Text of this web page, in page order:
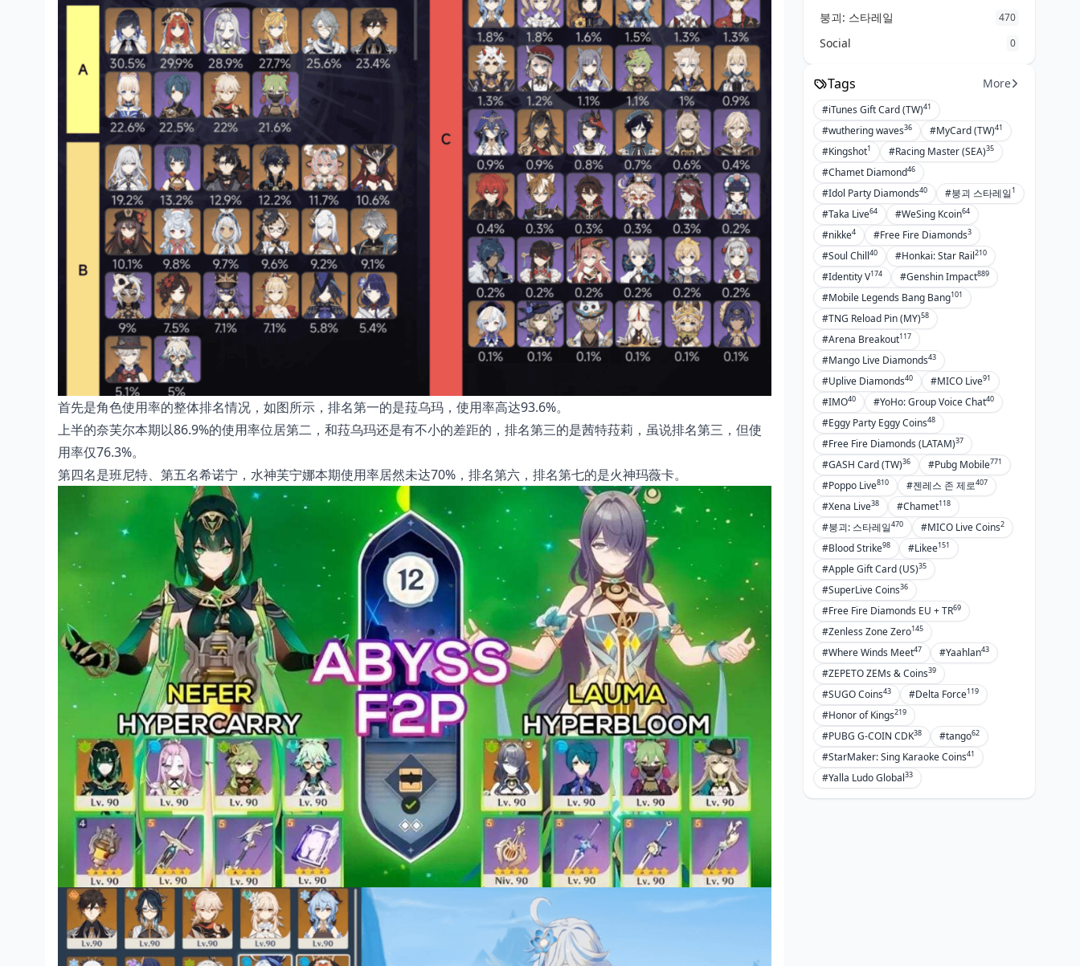
首先是角色使用率的整体排名情况，如图所示，排名第一的是菈乌玛，使用率高达93.6%。
上半的奈芙尔本期以86.9%的使用率位居第二，和菈乌玛还是有不小的差距的，排名第三的是茜特菈莉，虽说排名第三，但使
用率仅76.3%。
第四名是班尼特、第五名希诺宁，水神芙宁娜本期使用率居然未达70%，排名第六，排名第七的是火神玛薇卡。
붕괴: 스타레일 470
Social 0
Tags More
#iTunes Gift Card (TW)41
#wuthering waves36 #MyCard (TW)41
#Kingshot1 #Racing Master (SEA)35
#Chamet Diamond46
#Idol Party Diamonds40 #붕괴 스타레일1
#Taka Live64 #WeSing Kcoin64
#nikke4 #Free Fire Diamonds3
#Soul Chill40 #Honkai: Star Rail210
#Identity V174 #Genshin Impact889
#Mobile Legends Bang Bang101
#TNG Reload Pin (MY)58
#Arena Breakout117
#Mango Live Diamonds43
#Uplive Diamonds40 #MICO Live91
#IMO40 #YoHo: Group Voice Chat40
#Eggy Party Eggy Coins48
#Free Fire Diamonds (LATAM)37
#GASH Card (TW)36 #Pubg Mobile771
#Poppo Live810 #젠레스 존 제로407
#Xena Live38 #Chamet118
#붕괴: 스타레일470 #MICO Live Coins2
#Blood Strike98 #Likee151
#Apple Gift Card (US)35
#SuperLive Coins36
#Free Fire Diamonds EU + TR69
#Zenless Zone Zero145
#Where Winds Meet47 #Yaahlan43
#ZEPETO ZEMs & Coins39
#SUGO Coins43 #Delta Force119
#Honor of Kings219
#PUBG G-COIN CDK38 #tango62
#StarMaker: Sing Karaoke Coins41
#Yalla Ludo Global33